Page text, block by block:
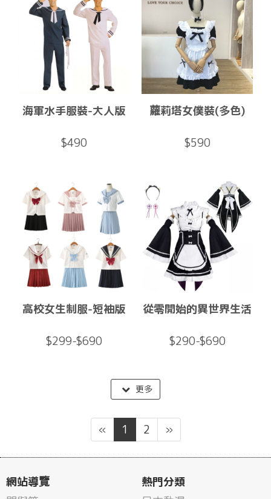
海軍水手服裝-大人版
$490
蘿莉塔女僕裝(多色)
$590
高校女生制服-短袖版
$299-$690
從零開始的異世界生活
$290-$690
更多
« 1 2 »
網站導覽
熱門分類